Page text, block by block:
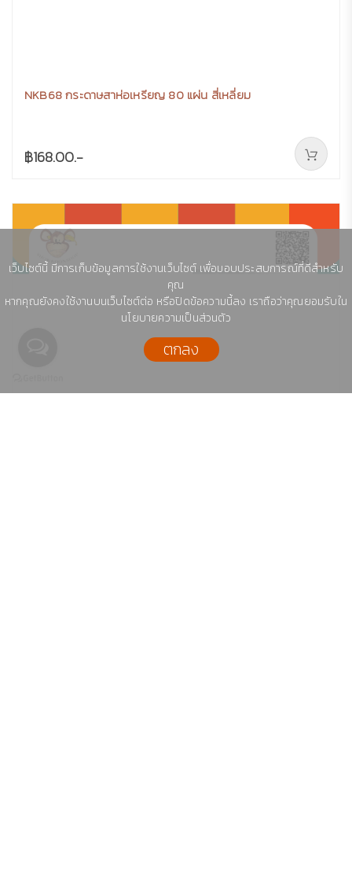
NKB68 กระดาษสาห่อเหรียญ 80 แผ่น สี่เหลี่ยม
฿168.00.-
เว็บไซต์นี้ มีการเก็บข้อมูลการใช้งานเว็บไซต์ เพื่อมอบประสบการณ์ที่ดีสำหรับ
คุณ
หากคุณยังคงใช้งานบนเว็บไซต์ต่อ หรือปิดข้อความนี้ลง เราถือว่าคุณยอมรับใน
นโยบายความเป็นส่วนตัว
ตกลง